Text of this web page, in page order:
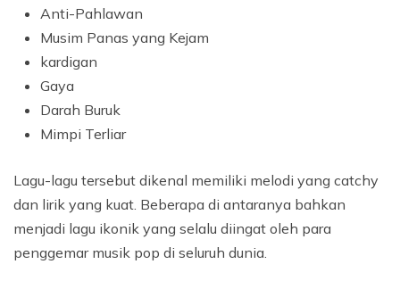
Anti-Pahlawan
Musim Panas yang Kejam
kardigan
Gaya
Darah Buruk
Mimpi Terliar
Lagu-lagu tersebut dikenal memiliki melodi yang catchy
dan lirik yang kuat. Beberapa di antaranya bahkan
menjadi lagu ikonik yang selalu diingat oleh para
penggemar musik pop di seluruh dunia.